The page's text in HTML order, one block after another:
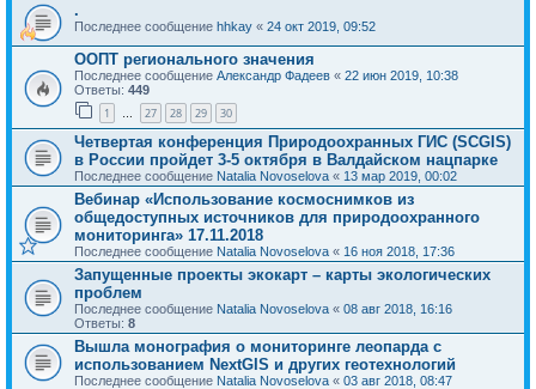
.
Последнее сообщение hhkay « 24 окт 2019, 09:52
ООПТ регионального значения
Последнее сообщение Александр Фадеев « 22 июн 2019, 10:38
Ответы: 449
1 … 27 28 29 30
Четвертая конференция Природоохранных ГИС (SCGIS)
в России пройдет 3-5 октября в Валдайском нацпарке
Последнее сообщение Natalia Novoselova « 13 мар 2019, 00:02
Вебинар «Использование космоснимков из
общедоступных источников для природоохранного
мониторинга» 17.11.2018
Последнее сообщение Natalia Novoselova « 16 ноя 2018, 17:36
Запущенные проекты экокарт – карты экологических
проблем
Последнее сообщение Natalia Novoselova « 08 авг 2018, 16:16
Ответы: 8
Вышла монография о мониторинге леопарда с
использованием NextGIS и других геотехнологий
Последнее сообщение Natalia Novoselova « 03 авг 2018, 08:47